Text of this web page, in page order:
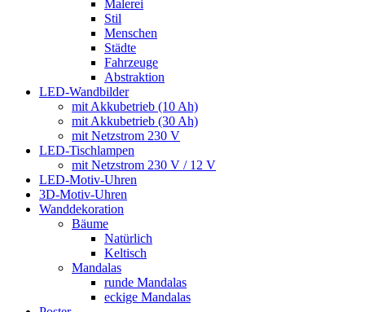
Malerei
Stil
Menschen
Städte
Fahrzeuge
Abstraktion
LED-Wandbilder
mit Akkubetrieb (10 Ah)
mit Akkubetrieb (30 Ah)
mit Netzstrom 230 V
LED-Tischlampen
mit Netzstrom 230 V / 12 V
LED-Motiv-Uhren
3D-Motiv-Uhren
Wanddekoration
Bäume
Natürlich
Keltisch
Mandalas
runde Mandalas
eckige Mandalas